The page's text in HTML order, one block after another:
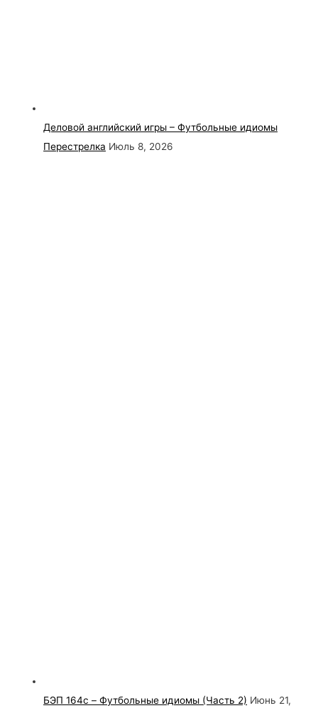
Деловой английский игры – Футбольные идиомы
Перестрелка Июль 8, 2026
БЭП 164c – Футбольные идиомы (Часть 2) Июнь 21,